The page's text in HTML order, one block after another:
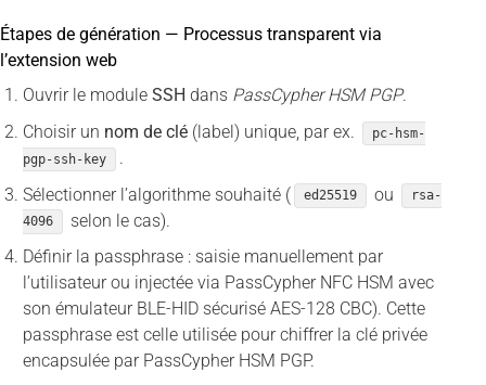
Étapes de génération — Processus transparent via
l’extension web
Ouvrir le module SSH dans PassCypher HSM PGP.
Choisir un nom de clé(label) unique, par ex.
pc-hsm-
pgp-ssh-key
.
Sélectionner l’algorithme souhaité (
ed25519 ou
rsa-
4096
selon le cas).
Définir la passphrase : saisie manuellement par
l’utilisateur ou injectée via PassCypher NFC HSM avec
son émulateur BLE-HID sécurisé AES-128 CBC). Cette
passphrase est celle utilisée pour chiffrer la clé privée
encapsulée par PassCypher HSM PGP.